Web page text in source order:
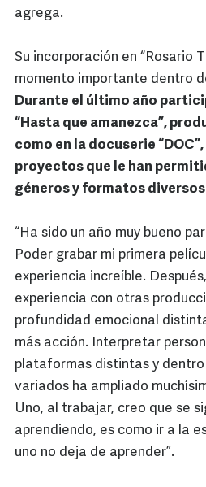
agrega.
Su incorporación en “Rosario
momento importante dentro
Durante el último año
“Hasta que amanezca”,
como en la docuserie
proyectos que le han
géneros y formatos
“Ha sido un año muy bueno
Poder grabar mi primera
experiencia increíble.
experiencia con otras
profundidad emocional
más acción. Interpretar
plataformas distintas y
variados ha ampliado
Uno, al trabajar, creo que se
aprendiendo, es como ir a la
uno no deja de aprender”.